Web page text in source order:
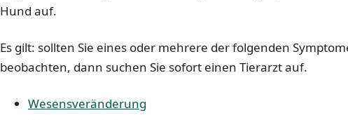
Hund auf.
Es gilt: sollten Sie eines oder mehrere der folgenden
beobachten, dann suchen Sie sofort einen Tierarzt auf.
Wesensveränderung